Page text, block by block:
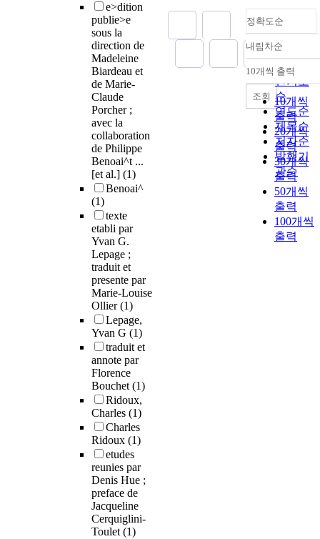
e>dition
publie>e
sous la
direction de
Madeleine
Biardeau et
de Marie-
Claude
Porcher ;
avec la
collaboration
de Philippe
Benoai^t ...
[et al.] (1)
Benoai^
(1)
texte
etabli par
Yvan G.
Lepage ;
traduit et
presente par
Marie-Louise
Ollier(1)
Lepage,
Yvan G (1)
traduit et
annote par
Florence
Bouchet(1)
Ridoux,
Charles (1)
Charles
Ridoux (1)
etudes
reunies par
Denis Hue ;
preface de
Jacqueline
Cerquiglini-
Toulet(1)
정확도순
정확도
순
인기도
순
연도순
제목순
저자순
발행기
관순
내림차순
내림차순
10개씩 출력
10개씩
출력
20개씩
출력
30개씩
출력
50개씩
출력
100개씩
출력
조회